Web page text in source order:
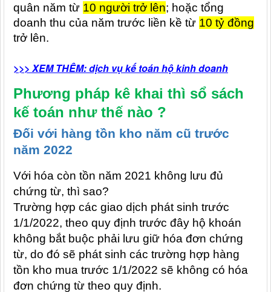
quân năm từ 10 người trở lên; hoặc tổng
doanh thu của năm trước liền kề từ 10 tỷ đồng
trở lên.
>>> XEM THÊM: dịch vụ kế toán hộ kinh doanh
Phương pháp kê khai thì sổ sách
kế toán như thế nào ?
Đối với hàng tồn kho năm cũ trước
năm 2022
Với hóa còn tồn năm 2021 không lưu đủ
chứng từ, thì sao?
Trường hợp các giao dịch phát sinh trước
1/1/2022, theo quy định trước đây hộ khoán
không bắt buộc phải lưu giữ hóa đơn chứng
từ, do đó sẽ phát sinh các trường hợp hàng
tồn kho mua trước 1/1/2022 sẽ không có hóa
đơn chứng từ theo quy định.